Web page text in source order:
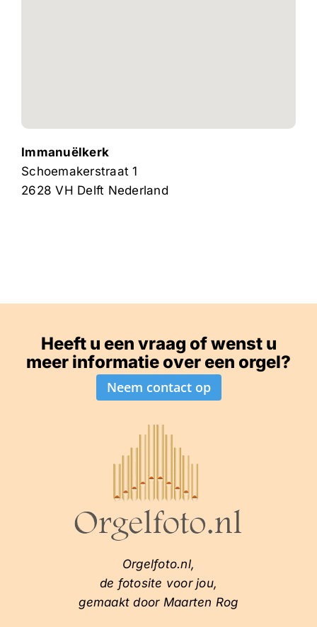
Immanuëlkerk
Schoemakerstraat 1
2628 VH Delft Nederland
Heeft u een vraag of wenst u
meer informatie over een orgel?
Neem contact op
Orgelfoto.nl,
de fotosite voor jou,
gemaakt door Maarten Rog